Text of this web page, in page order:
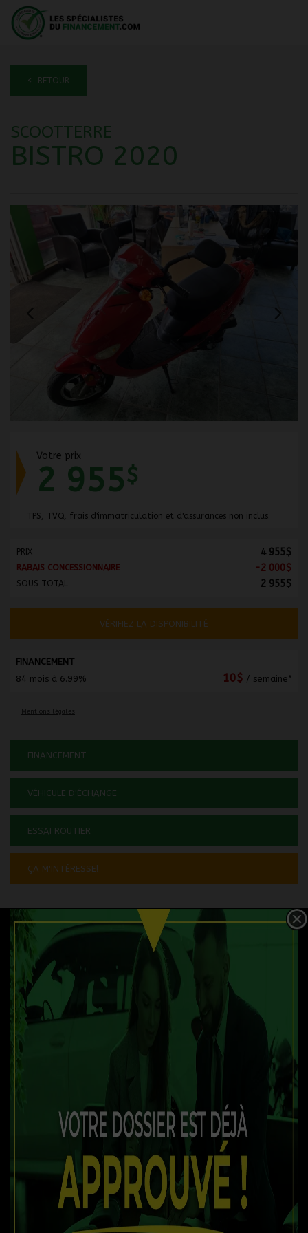
< RETOUR
SCOOTTERRE
BISTRO 2020
OBTENEZ LE RAPPORT
SPÉCIFICATIONS
ANNÉE :
Automatique
MOTRICITÉ : Propulsion
MOTEUR (L) : CC
CARBURANT : Essence
COULEUR EXTÉRIEUR : Rouge
Votre prix
2 955$
TPS, TVQ, frais d'immatriculation et d'assurances non inclus.
PRIX 4 955$
RABAIS CONCESSIONNAIRE -2 000$
SOUS TOTAL 2 955$
VÉRIFIEZ LA DISPONIBILITÉ
FINANCEMENT
84 mois à 6.99%
10$ / semaine*
Mentions légales
FINANCEMENT
VÉHICULE D'ÉCHANGE
ESSAI ROUTIER
ÇA M'INTÉRESSE!